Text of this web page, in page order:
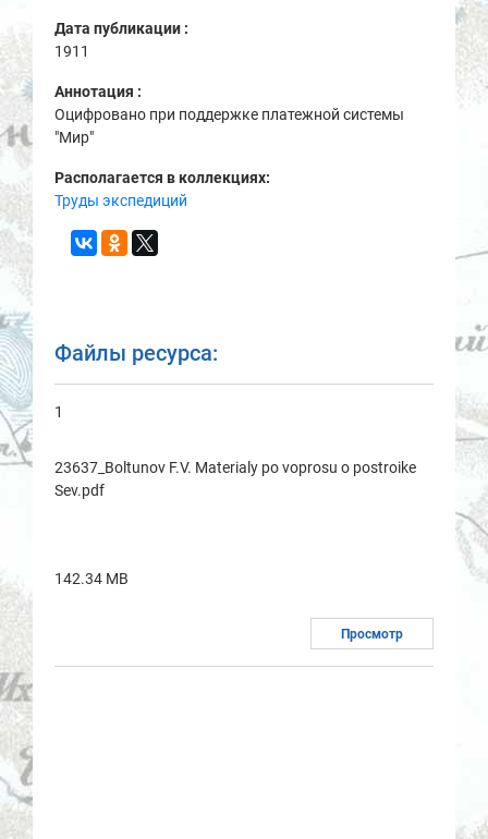
Дата публикации :
1911
Аннотация :
Оцифровано при поддержке платежной системы
"Мир"
Располагается в коллекциях:
Труды экспедиций
Файлы ресурса:
1
23637_Boltunov F.V. Materialy po voprosu o postroike
Sev.pdf
142.34 MB
Просмотр